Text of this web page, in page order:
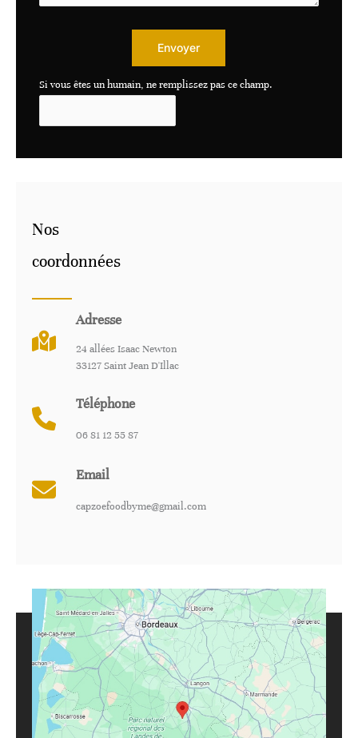
Envoyer
Si vous êtes un humain, ne remplissez pas ce champ.
Nos
coordonnées
Adresse
24 allées Isaac Newton
33127 Saint Jean D'Illac
Téléphone
06 81 12 55 87
Email
capzoefoodbyme@gmail.com